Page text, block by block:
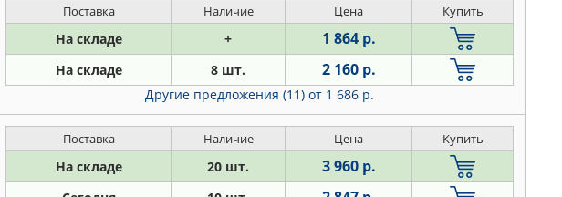
Поставка Наличие Цена Купить
На складе + 1 864 р.
На складе 8 шт. 2 160 р.
Другие предложения (11) от 1 686 р.
Поставка Наличие Цена Купить
На складе 20 шт. 3 960 р.